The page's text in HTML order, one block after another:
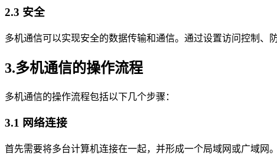
2.3 安全
多机通信可以实现安全的数据传输和通信。通过设置访问控制、
3.多机通信的操作流程
多机通信的操作流程包括以下几个步骤：
3.1 网络连接
首先需要将多台计算机连接在一起，并形成一个局域网或广域网